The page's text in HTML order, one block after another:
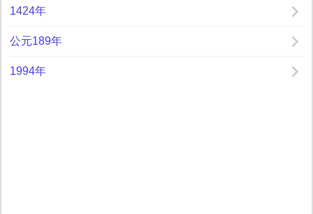
1424年
公元189年
1994年